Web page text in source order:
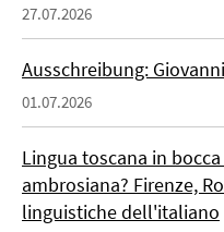
27.07.2026
Ausschreibung:
01.07.2026
Lingua toscana in
ambrosiana? Firenze,
linguistiche dell'italiano